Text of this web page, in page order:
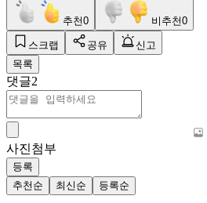
추천0 비추천0
스크랩 공유
신고
목록
댓글2
사진첨부
등록
추천순
최신순 등록순